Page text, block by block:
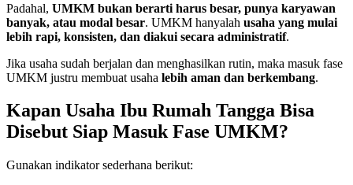
Padahal, UMKM bukan berarti harus besar, punya karyawan
banyak, atau modal besar. UMKM hanyalah usaha yang mulai
lebih rapi, konsisten, dan diakui secara administratif.
Jika usaha sudah berjalan dan menghasilkan rutin, maka masuk fase
UMKM justru membuat usaha lebih aman dan berkembang.
Kapan Usaha Ibu Rumah Tangga Bisa
Disebut Siap Masuk Fase UMKM?
Gunakan indikator sederhana berikut: